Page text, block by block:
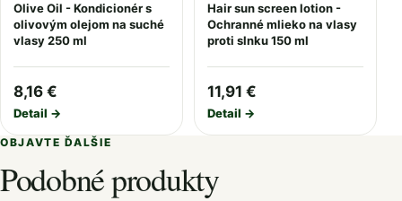
Olive Oil - Kondicionér s
olivovým olejom na suché
vlasy 250 ml
8,16 €
Detail →
Hair sun screen lotion -
Ochranné mlieko na vlasy
proti slnku 150 ml
11,91 €
Detail →
OBJAVTE ĎALŠIE
Podobné produkty